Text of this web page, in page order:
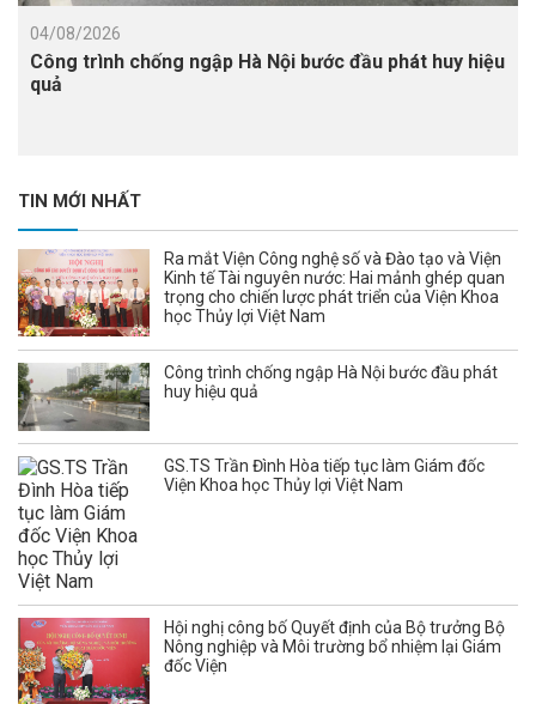
04/08/2026
Công trình chống ngập Hà Nội bước đầu phát huy hiệu
quả
TIN MỚI NHẤT
Ra mắt Viện Công nghệ số và Đào tạo và Viện
Kinh tế Tài nguyên nước: Hai mảnh ghép quan
trọng cho chiến lược phát triển của Viện Khoa
học Thủy lợi Việt Nam
Công trình chống ngập Hà Nội bước đầu phát
huy hiệu quả
GS.TS Trần Đình Hòa tiếp tục làm Giám đốc
Viện Khoa học Thủy lợi Việt Nam
Hội nghị công bố Quyết định của Bộ trưởng Bộ
Nông nghiệp và Môi trường bổ nhiệm lại Giám
đốc Viện